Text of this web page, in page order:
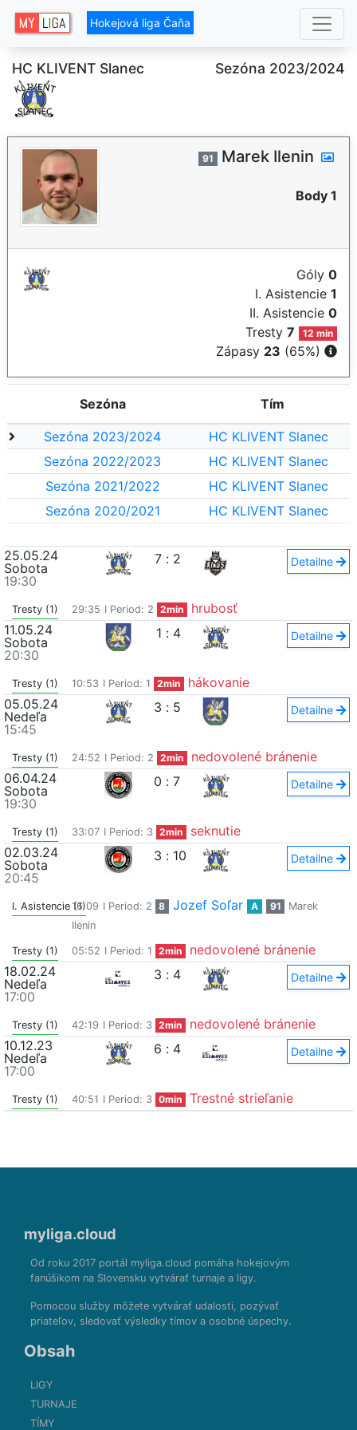
Hokejová liga Čaňa
HC KLIVENT Slanec Sezóna 2023/2024
91 Marek Ilenin
Body 1
Góly 0
I. Asistencie 1
II. Asistencie 0
Tresty7 12 min
Zápasy 23 (65%)
Sezóna Tím
Sezóna 2023/2024
HC KLIVENT Slanec
Sezóna 2022/2023
HC KLIVENT Slanec
Sezóna 2021/2022
HC KLIVENT Slanec
Sezóna 2020/2021
HC KLIVENT Slanec
25.05.24
Sobota
19:30
7 : 2 Detailne
Tresty (1) 29:35 I Period: 2 2min
hrubosť
11.05.24
Sobota
20:30
1 : 4 Detailne
Tresty (1) 10:53 I Period: 1 2min
hákovanie
05.05.24
Nedeľa
15:45
3 : 5 Detailne
Tresty (1) 24:52 I Period: 2 2min
nedovolené bránenie
06.04.24
Sobota
19:30
0 : 7 Detailne
Tresty (1) 33:07 I Period: 3 2min
seknutie
02.03.24
Sobota
20:45
3 : 10 Detailne
I. Asistencie (1)16:09 I Period: 2 8 Jozef Soľar A 91
Marek
Ilenin
Tresty (1) 05:52 I Period: 1 2min
nedovolené bránenie
18.02.24
Nedeľa
17:00
3 : 4 Detailne
Tresty (1) 42:19 I Period: 3 2min
nedovolené bránenie
10.12.23
Nedeľa
17:00
6 : 4 Detailne
Tresty (1) 40:51 I Period: 3 0min Trestné strieľanie
myliga.cloud
Od roku 2017 portál myliga.cloud pomáha hokejovým
fanúšikom na Slovensku vytvárať turnaje a ligy.
Pomocou služby môžete vytvárať udalosti, pozývať
priateľov, sledovať výsledky tímov a osobné úspechy.
Obsah
LIGY
TURNAJE
TÍMY